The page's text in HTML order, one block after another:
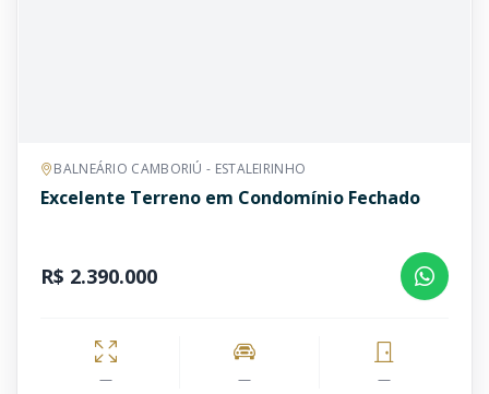
BALNEÁRIO CAMBORIÚ - ESTALEIRINHO
Excelente Terreno em Condomínio Fechado
R$ 2.390.000
— — —